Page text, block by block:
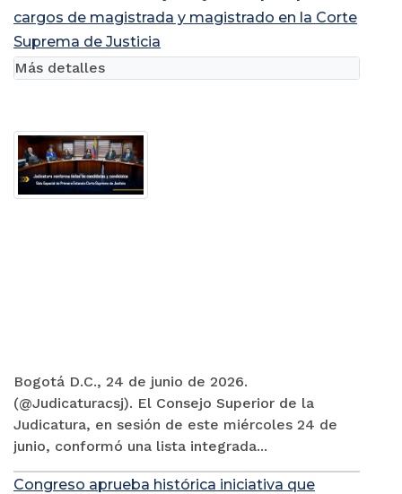
cargos de magistrada y magistrado en la Corte
Suprema de Justicia
Bogotá D.C., 24 de junio de 2026.
(@Judicaturacsj). El Consejo Superior de la
Judicatura, en sesión de este miércoles 24 de
junio, conformó una lista integrada...
Más detalles
Congreso aprueba histórica iniciativa que